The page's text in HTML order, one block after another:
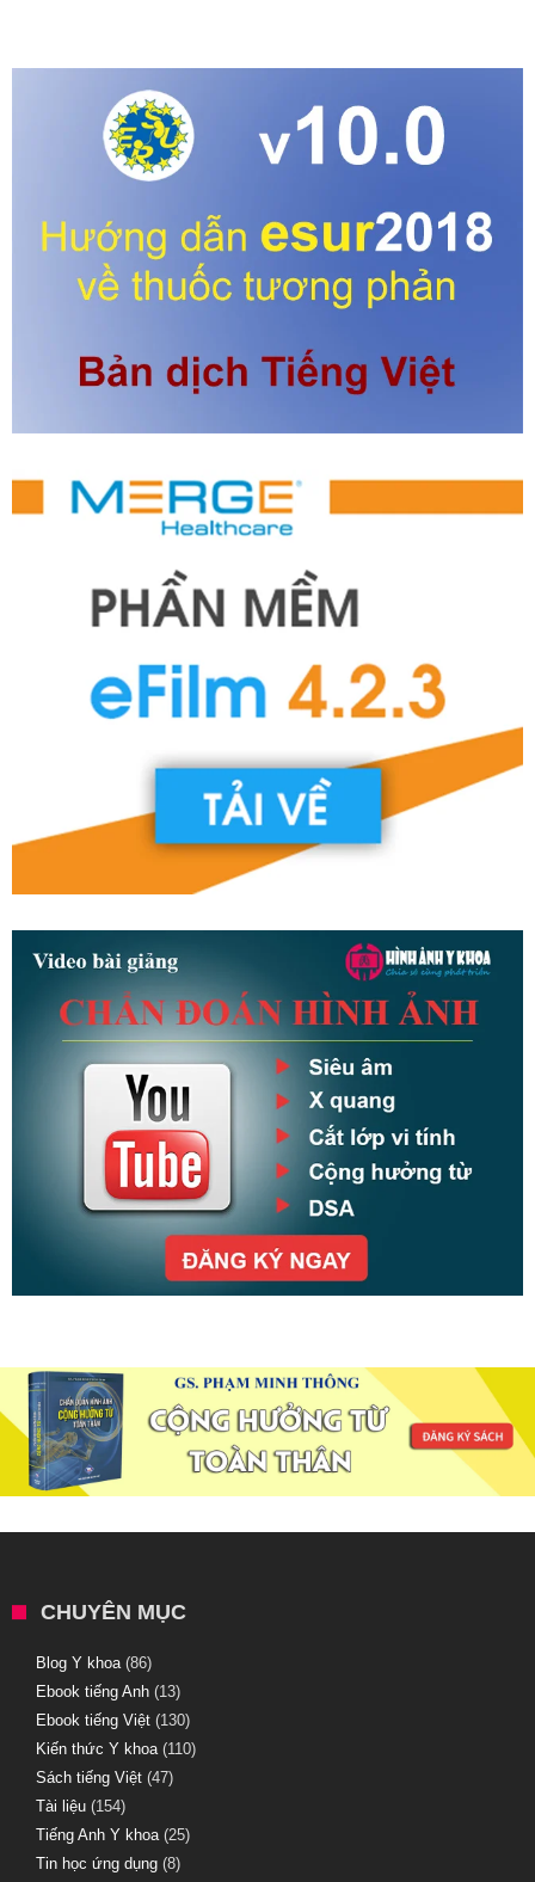
CHUYÊN MỤC
Blog Y khoa(86)
Ebook tiếng Anh (13)
Ebook tiếng Việt (130)
Kiến thức Y khoa(110)
Sách tiếng Việt (47)
Tài liệu (154)
Tiếng Anh Y khoa(25)
Tin học ứng dụng (8)